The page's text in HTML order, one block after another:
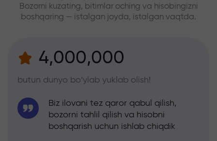
Bozorni kuzating, bitimlar oching va hisobingizni
boshqaring — istalgan joyda, istalgan vaqtda.
4,000,000
butun dunyo bo‘ylab yuklab olish!
Biz ilovani tez qaror qabul qilish,
bozorni tahlil qilish va hisobni
boshqarish uchun ishlab chiqdik